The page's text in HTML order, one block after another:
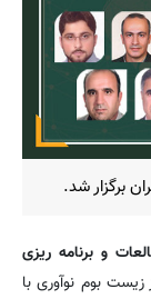
برگزار شد.
و برنامه ریزی
زیست بوم نوآوری با